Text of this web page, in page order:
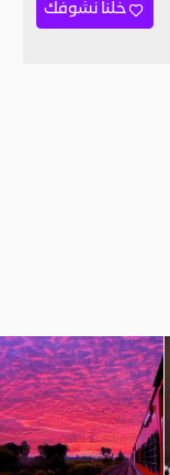
خلنا نشوفك